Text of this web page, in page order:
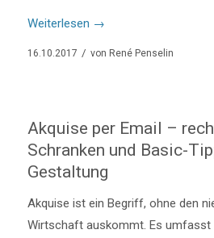
Weiterlesen →
16.10.2017 / von René Penselin
Akquise per Email –
Schranken und Basic-
Gestaltung
Akquise ist ein Begriff, ohne den
Wirtschaft auskommt. Es umfasst